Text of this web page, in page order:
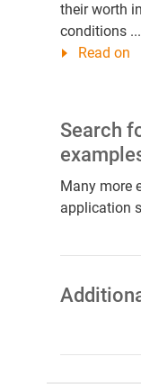
their worth
conditions
Read on
Search
Many more
application